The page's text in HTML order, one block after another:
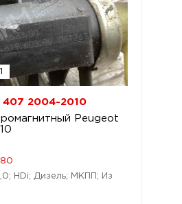
407 2004-2010
Peugeot
HDi; Дизель; МКПП; Из